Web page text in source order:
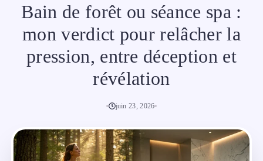
Bain de forêt ou séance spa :
mon verdict pour relâcher la
pression, entre déception et
révélation
juin 23, 2026